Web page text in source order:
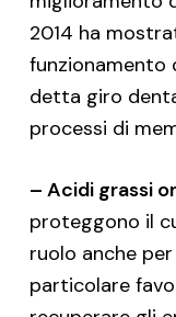
2014 ha
funzionamento
detta giro
processi di
– Acidi grassi
proteggono il
ruolo anche
particolare